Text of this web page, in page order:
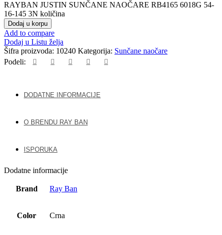
RAYBAN JUSTIN SUNČANE NAOČARE RB4165 6018G 54-
16-145 3N količina
Dodaj u korpu
Add to compare
Dodaj u Listu želja
Šifra proizvoda: 10240 Kategorija: Sunčane naočare
Podeli:
DODATNE INFORMACIJE
O BRENDU RAY BAN
ISPORUKA
Dodatne informacije
Brand Ray Ban
Color Crna